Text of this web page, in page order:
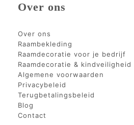
Over ons
Over ons
Raambekleding
Raamdecoratie voor je bedrijf
Raamdecoratie & kindveiligheid
Algemene voorwaarden
Privacybeleid
Terugbetalingsbeleid
Blog
Contact